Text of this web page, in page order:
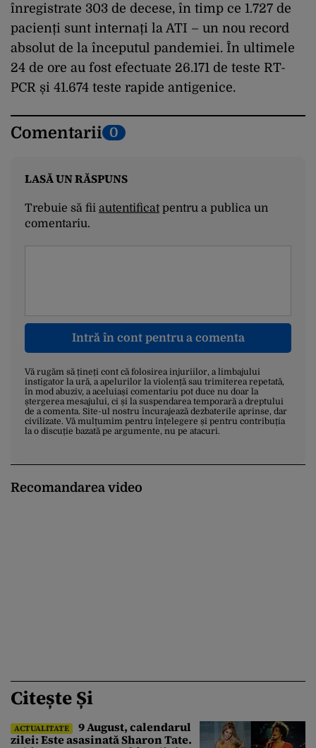
înregistrate 303 de decese, în timp ce 1.727 de
pacienți sunt internați la ATI – un nou record
absolut de la începutul pandemiei. În ultimele
24 de ore au fost efectuate 26.171 de teste RT-
PCR și 41.674 teste rapide antigenice.
Comentarii 0
LASĂ UN RĂSPUNS
Trebuie să fii autentificatpentru a publica un
comentariu.
Intră în cont pentru a comenta
Vă rugăm să țineți cont că folosirea injuriilor, a limbajului
instigator la ură, a apelurilor la violență sau trimiterea repetată,
în mod abuziv, a aceluiași comentariu pot duce nu doar la
ștergerea mesajului, ci și la suspendarea temporară a dreptului
de a comenta. Site-ul nostru încurajează dezbaterile aprinse, dar
civilizate. Vă mulțumim pentru înțelegere și pentru contribuția
la o discuție bazată pe argumente, nu pe atacuri.
Recomandarea video
Citește Și
ACTUALITATE
9 August, calendarul
zilei: Este asasinată Sharon Tate.